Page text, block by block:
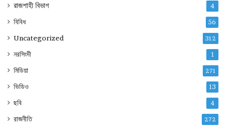
রাজশাহী বিভাগ 4
বিবিধ 56
Uncategorized 312
নরসিংদী 1
মিডিয়া 271
ভিডিও 13
ছবি 4
রাজনীতি 272